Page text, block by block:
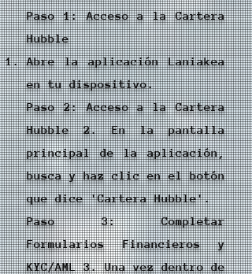
Paso 1: Acceso a la Cartera
Hubble
Abre la aplicación Laniakea
en tu dispositivo.
Paso 2: Acceso a la Cartera
Hubble 2. En la pantalla
principal de la aplicación,
busca y haz clic en el botón
que dice 'Cartera Hubble'.
Paso 3: Completar
Formularios Financieros y
KYC/AML 3. Una vez dentro de